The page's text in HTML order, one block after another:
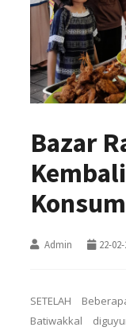
Bazar
Admin 22-
SETELAH
Batiwakkal